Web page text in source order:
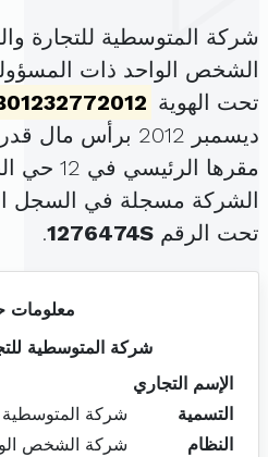
شركة المتوسطية للتجارة
الشخص الواحد ذات
تحت الهوية
ديسمبر 2012 برأس مال قدره
مقرها الرئيسي في 12 حي الحبيب المرسى (
الشركة مسجلة في السجل
تحت الرقم 1276474S
.
معلومات
شركة المتوسطية
الإسم التجاري
التسمية
شركة المتوسطية
النظام
شركة الشخص